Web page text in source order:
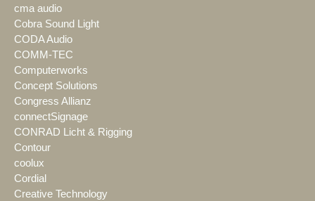
cma audio
Cobra Sound Light
CODA Audio
COMM-TEC
Computerworks
Concept Solutions
Congress Allianz
connectSignage
CONRAD Licht & Rigging
Contour
coolux
Cordial
Creative Technology